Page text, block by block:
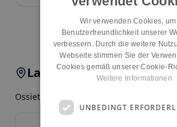
Kita melden
Lage & Anfahrt
Ossietzkystr. 6, 13187, Berlin, Pankow
Wir verwenden Cookies,
Benutzerfreundlichkeit unserer
verbessern. Durch die weitere
Webseite stimmen Sie der
Cookies gemäß unserer Cookie-
Weitere Informationen
UNBEDINGT